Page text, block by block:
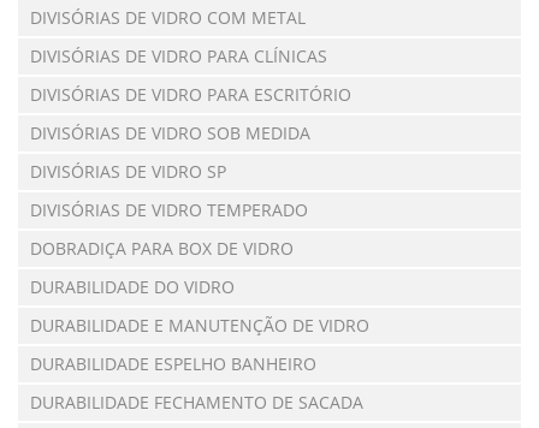
DIVISÓRIAS DE VIDRO COM METAL
DIVISÓRIAS DE VIDRO PARA CLÍNICAS
DIVISÓRIAS DE VIDRO PARA ESCRITÓRIO
DIVISÓRIAS DE VIDRO SOB MEDIDA
DIVISÓRIAS DE VIDRO SP
DIVISÓRIAS DE VIDRO TEMPERADO
DOBRADIÇA PARA BOX DE VIDRO
DURABILIDADE DO VIDRO
DURABILIDADE E MANUTENÇÃO DE VIDRO
DURABILIDADE ESPELHO BANHEIRO
DURABILIDADE FECHAMENTO DE SACADA